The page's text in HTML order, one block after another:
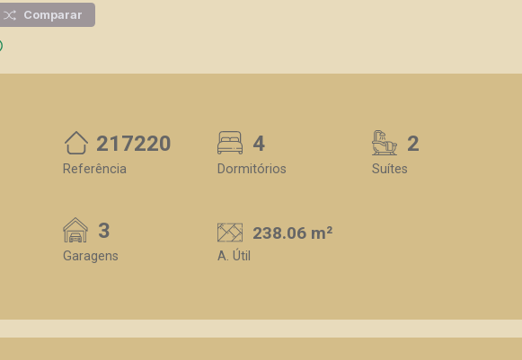
Comparar
217220
Referência
4
Dormitórios
2
Suítes
3
Garagens
238.06 m²
A. Útil